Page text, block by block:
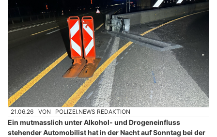
21.06.26 VON POLIZEI.NEWS REDAKTION
Ein mutmasslich unter Alkohol- und Drogeneinfluss
stehender Automobilist hat in der Nacht auf Sonntag bei der